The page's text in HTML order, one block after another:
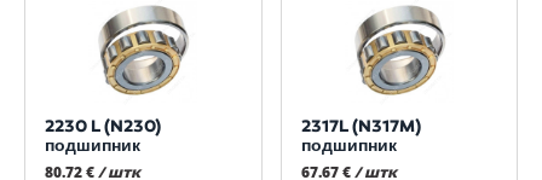
2230 L (N230)
подшипник
80.72 €/ штк
2317L (N317M)
подшипник
67.67 € / штк